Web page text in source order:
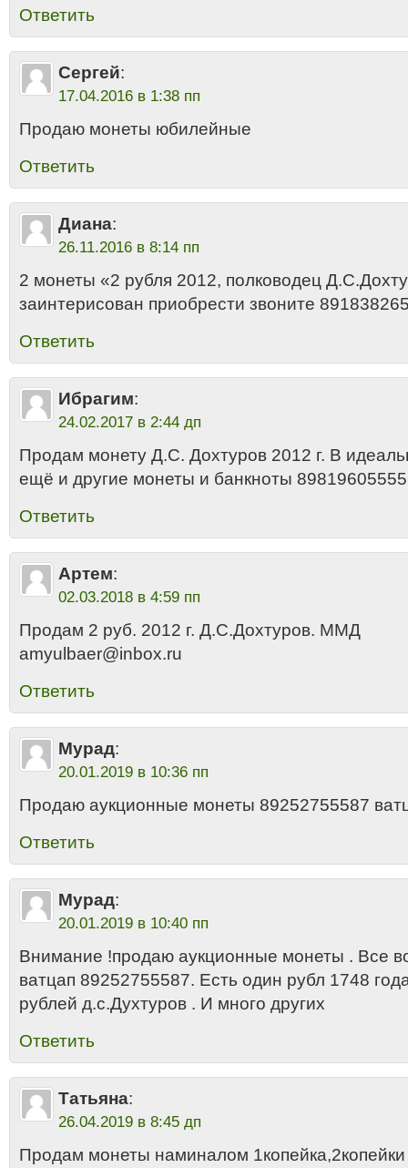
Ответить
Сергей:
17.04.2016 в 1:38 пп
Продаю монеты юбилейные
Ответить
Диана:
26.11.2016 в 8:14 пп
2 монеты «2 рубля 2012, полководец
заинтерисован приобрести звоните
Ответить
Ибрагим:
24.02.2017 в 2:44 дп
Продам монету Д.С. Дохтуров 2012 г. В
ещё и другие монеты и банкноты 89819605555
Ответить
Артем:
02.03.2018 в 4:59 пп
Продам 2 руб. 2012 г. Д.С.Дохтуров. ММД
amyulbaer@inbox.ru
Ответить
Мурад:
20.01.2019 в 10:36 пп
Продаю аукционные монеты 89252755587
Ответить
Мурад:
20.01.2019 в 10:40 пп
Внимание !продаю аукционные монеты . Все
ватцап 89252755587. Есть один рубл 1748
рублей д.с.Духтуров . И много других
Ответить
Татьяна:
26.04.2019 в 8:45 дп
Продам монеты наминалом 1копейка,2копейки